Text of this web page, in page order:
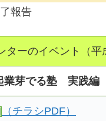
報告
ターのイベント（平
業芽でる塾 実践編
（チラシPDF）